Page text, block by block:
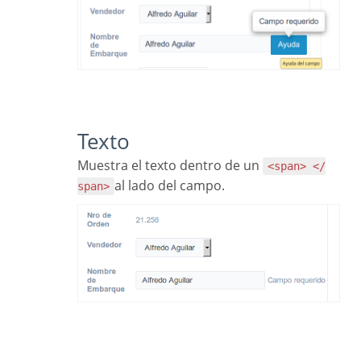
Texto
Muestra el texto dentro de un
<span> </
span> al lado del campo.